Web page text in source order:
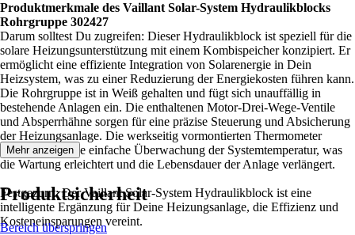
Produktmerkmale des Vaillant Solar-System Hydraulikblocks
Rohrgruppe 302427
Darum solltest Du zugreifen: Dieser Hydraulikblock ist speziell für die
solare Heizungsunterstützung mit einem Kombispeicher konzipiert. Er
ermöglicht eine effiziente Integration von Solarenergie in Dein
Heizsystem, was zu einer Reduzierung der Energiekosten führen kann.
Die Rohrgruppe ist in Weiß gehalten und fügt sich unauffällig in
bestehende Anlagen ein. Die enthaltenen Motor-Drei-Wege-Ventile
und Absperrhähne sorgen für eine präzise Steuerung und Absicherung
der Heizungsanlage. Die werkseitig vormontierten Thermometer
ermöglichen eine einfache Überwachung der Systemtemperatur, was
die Wartung erleichtert und die Lebensdauer der Anlage verlängert.
Festgezurrt: Der Vaillant Solar-System Hydraulikblock ist eine
intelligente Ergänzung für Deine Heizungsanlage, die Effizienz und
Kosteneinsparungen vereint.
Mehr anzeigen
Produktsicherheit
Bereich überspringen